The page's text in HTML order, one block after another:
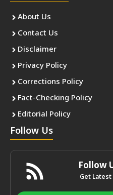
About Us
Contact Us
Disclaimer
Privacy Policy
Corrections Policy
Fact-Checking Policy
Editorial Policy
Follow Us
Follow
Get